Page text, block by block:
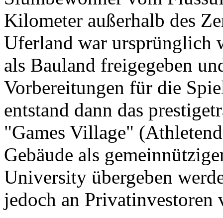
Kilometer außerhalb des
Uferland war ursprünglich
als Bauland freigegeben
Vorbereitungen für die
entstand dann das
"Games Village"
Gebäude als
University übergeben
jedoch an